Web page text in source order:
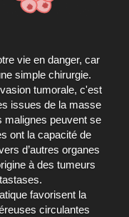
vie en danger, car
simple chirurgie.
tumorale, c'est
issues de la masse
malignes peuvent se
ont la capacité de
d’autres organes
à des tumeurs
favorisent la
circulantes